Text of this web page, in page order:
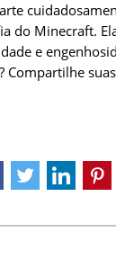
do Minecraft.
e
Compartilhe